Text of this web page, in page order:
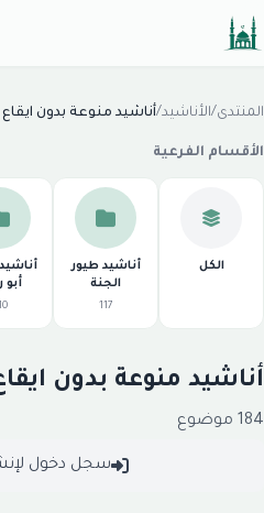
/الأناشيد/أناشيد منوعة بدون ايقاع
الفرعية
الكل
أناشيد طيور
الجنة
117
أبو
منوعة بدون
موضوع
سجل دخول